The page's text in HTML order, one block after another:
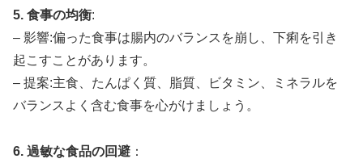
5. 食事の均衡:
– 影響:偏った食事は腸内のバランスを崩し、下痢を引き
起こすことがあります。
– 提案:主食、たんぱく質、脂質、ビタミン、ミネラルを
バランスよく含む食事を心がけましょう。
6. 過敏な食品の回避 ：